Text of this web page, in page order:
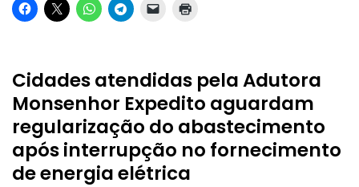
Cidades atendidas pela Adutora
Monsenhor Expedito aguardam
regularização do abastecimento
após interrupção no fornecimento
de energia elétrica